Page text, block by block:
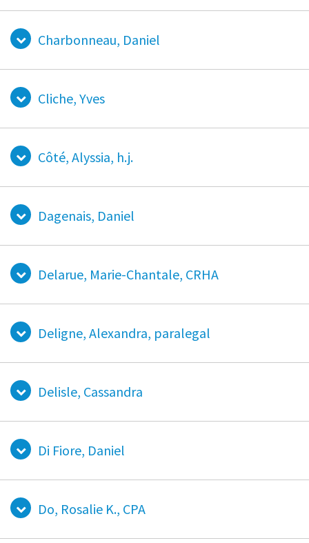
Charbonneau, Daniel
Cliche, Yves
Côté, Alyssia, h.j.
Dagenais, Daniel
Delarue, Marie-Chantale, CRHA
Deligne, Alexandra, paralegal
Delisle, Cassandra
Di Fiore, Daniel
Do, Rosalie K., CPA